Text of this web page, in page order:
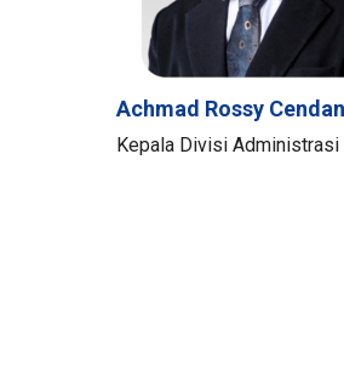
Achmad Rossy
Kepala Divisi Administrasi